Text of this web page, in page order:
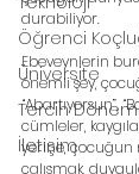
Öğrenci
Üniversite
Tercih
İletişim
durabiliyor.
Ebeveynlerin
önemli şey,
“Abartıyorsun”,
cümleler,
yerine, çocuğun
çalışmak,